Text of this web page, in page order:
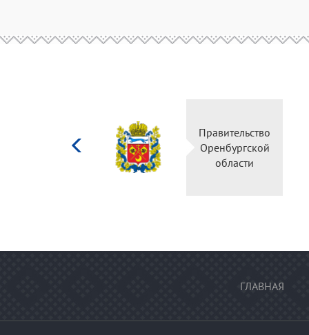
Министерство
культуры
Российской
федерации
ГЛАВНАЯ